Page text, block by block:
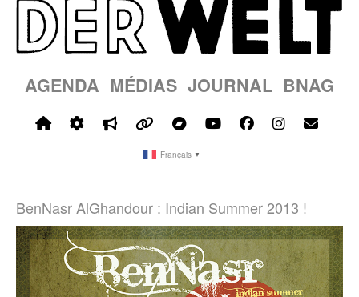
AGENDA MÉDIAS JOURNAL BNAG
Français ▼
BenNasr AlGhandour : Indian Summer 2013 !